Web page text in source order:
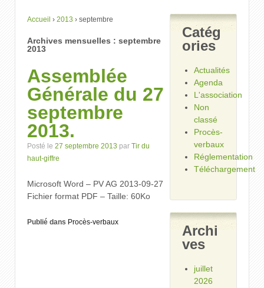
Accueil › 2013 › septembre
Archives mensuelles : septembre
2013
Assemblée
Générale du 27
septembre
2013.
Posté le 27 septembre 2013 par Tir du
haut-giffre
Microsoft Word – PV AG 2013-09-27
Fichier format PDF – Taille: 60Ko
Publié dans Procès-verbaux
Catég
ories
Actualités
Agenda
L'association
Non
classé
Procès-
verbaux
Réglementation
Téléchargement
Archi
ves
juillet
2026